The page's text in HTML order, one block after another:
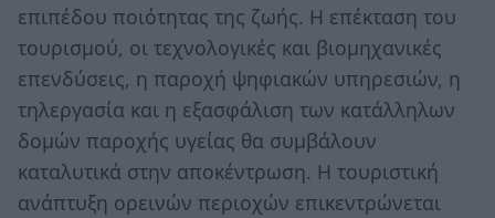
επιπέδου ποιότητας της ζωής. Η επέκταση του
τουρισμού, οι τεχνολογικές και βιομηχανικές
επενδύσεις, η παροχή ψηφιακών υπηρεσιών, η
τηλεργασία και η εξασφάλιση των κατάλληλων
δομών παροχής υγείας θα συμβάλουν
καταλυτικά στην αποκέντρωση. Η τουριστική
ανάπτυξη ορεινών περιοχών επικεντρώνεται